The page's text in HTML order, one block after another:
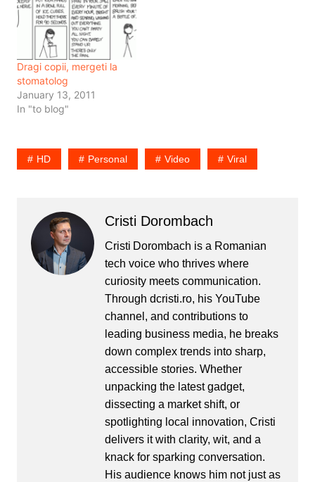
Dragi copii, mergeti la
stomatolog
January 13, 2011
In "to blog"
HD Personal Video Viral
Cristi Dorombach
Cristi Dorombach is a Romanian
tech voice who thrives where
curiosity meets communication.
Through dcristi.ro, his YouTube
channel, and contributions to
leading business media, he breaks
down complex trends into sharp,
accessible stories. Whether
unpacking the latest gadget,
dissecting a market shift, or
spotlighting local innovation, Cristi
delivers it with clarity, wit, and a
knack for sparking conversation.
His audience knows him not just as